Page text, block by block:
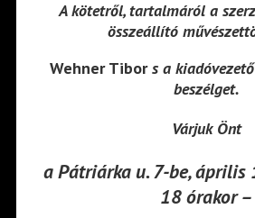
A kötetről, tartalmáról a
összeállító
Wehner Tibors a kiadóvezető
beszélget.
Várjuk Önt
a Pátriárka u. 7-be, április
18 órakor –